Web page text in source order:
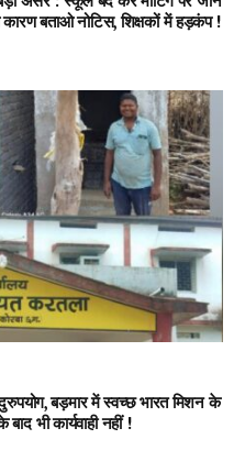
बताओ नोटिस, शिक्षकों में हड़कंप !
बड़मार में स्वच्छ भारत मिशन के
भी कार्यवाही नहीं !